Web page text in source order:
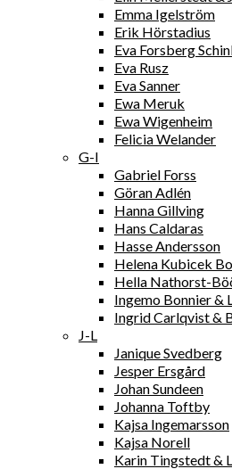
Emma Igelström
Erik Hörstadius
Eva Forsberg
Eva Rusz
Eva Sanner
Ewa Meruk
Ewa Wigenheim
Felicia Welander
G-I
Gabriel Forss
Göran Adlén
Hanna Gillving
Hans Caldaras
Hasse Andersson
Helena Kubicek
Hella Nathorst-
Ingemo Bonnier &
Ingrid Carlqvist &
J-L
Janique Svedberg
Jesper Ersgård
Johan Sundeen
Johanna Toftby
Kajsa Ingemarsson
Kajsa Norell
Karin Tingstedt &